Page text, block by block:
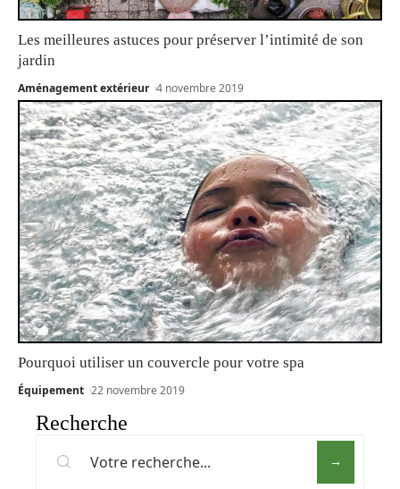
Les meilleures astuces pour préserver l’intimité de son
jardin
Aménagement extérieur 4 novembre 2019
Pourquoi utiliser un couvercle pour votre spa
Équipement 22 novembre 2019
Recherche